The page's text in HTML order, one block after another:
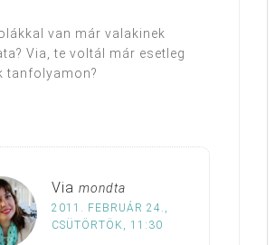
van már valakinek
Via, te voltál már esetleg
tanfolyamon?
Via mondta
2011. FEBRUÁR 24.,
CSÜTÖRTÖK, 11:30